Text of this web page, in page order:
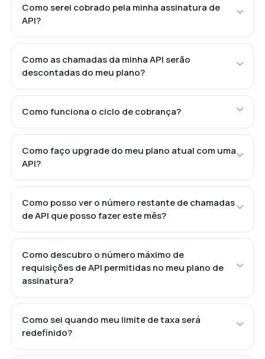
Como serei cobrado pela minha assinatura de
API?
Como as chamadas da minha API serão
descontadas do meu plano?
Como funciona o ciclo de cobrança?
Como faço upgrade do meu plano atual com uma
API?
Como posso ver o número restante de chamadas
de API que posso fazer este mês?
Como descubro o número máximo de
requisições de API permitidas no meu plano de
assinatura?
Como sei quando meu limite de taxa será
redefinido?